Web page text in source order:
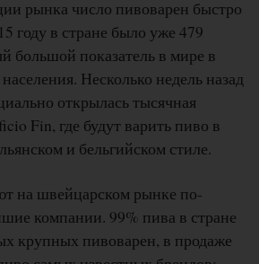
рынка число пивоварен быстро
году в стране было уже 479
большой показатель в мире в
Несколько недель назад
открылась тысячная
Fin, где будут варить пиво в
и бельгийском стиле.
на швейцарском рынке по-
компании. 99% пива в стране
крупных пивоварен, в продаже